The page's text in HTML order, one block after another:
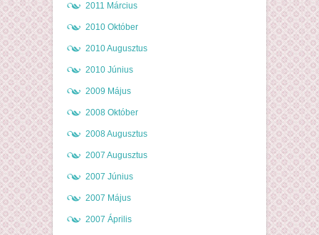
2011 Március
2010 Október
2010 Augusztus
2010 Június
2009 Május
2008 Október
2008 Augusztus
2007 Augusztus
2007 Június
2007 Május
2007 Április